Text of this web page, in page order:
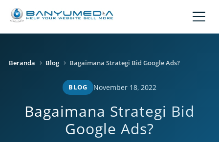
Beranda Blog Bagaimana Strategi Bid Google Ads?
BLOG November 18, 2022
Bagaimana Strategi Bid
Google Ads?